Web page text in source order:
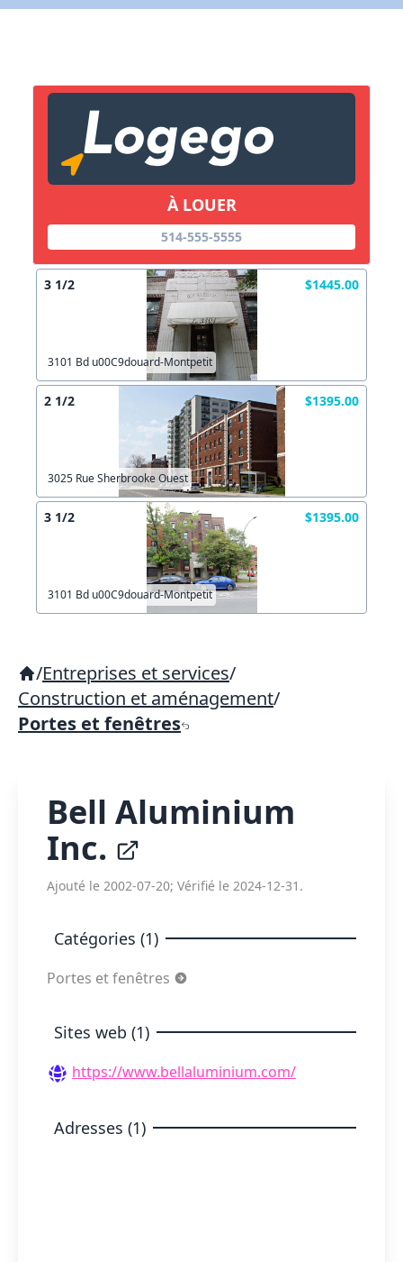
À LOUER
514-555-5555
3 1/2 $1445.00
3101 Bd u00C9douard-Montpetit
2 1/2 $1395.00
3025 Rue Sherbrooke Ouest
3 1/2 $1395.00
3101 Bd u00C9douard-Montpetit
/Entreprises et services/
Construction et aménagement/
Portes et fenêtres
Bell Aluminium
Inc.
Ajouté le 2002-07-20; Vérifié le 2024-12-31.
Catégories (1)
Portes et fenêtres
Sites web (1)
https://www.bellaluminium.com/
Adresses (1)
Lien vers inscription (sera inclus dans courriel)
Copier lien
X Fermer Envoyez